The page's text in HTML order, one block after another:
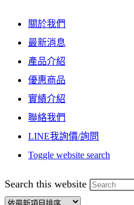
關於我們
最新消息
產品介紹
優惠商品
實績介紹
聯絡我們
LINE我詢價/詢問
Toggle website search
Search this website